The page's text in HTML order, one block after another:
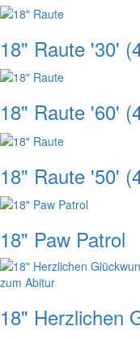
18" Raute '30'
18" Raute '60'
18" Raute '50'
18" Paw Patrol
18" Herzlichen